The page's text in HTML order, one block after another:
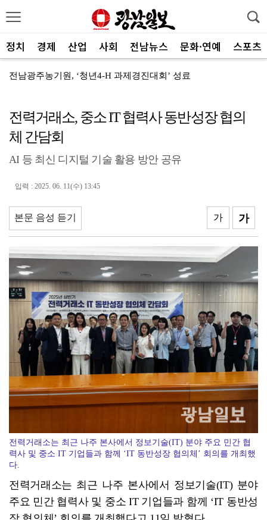
정치 경제 산업 사회 전남뉴스 문화·연예 스포츠
전남광주농기원, ‘청년4-H 과제경진대회’ 성료
광주신보, 전통시장에 폭염 극복 생수 나눔
전남광주통합특별시, 전국 최초 ‘섬 반값 여행’
전남광주통합특별시, 공공기관 유치 총력전 돌입
전남광주특별시, 광주권 시내버스 노선개편 계획대로 추진
"서남권 반도체 클러스터 성공의 핵심은 ‘정주여건’
한 여름에 찾아온 산타…아동센터에 특별한 선물 전달
전남정보문화진흥원, SW교육 전문강사 양성과정 성료
전력거래소, 중소 IT 협력사 동반성장 협의
체 간담회
AI 등 최신 디지털 기술 활용 방안 공유
입력 : 2025. 06. 11(수) 13:45
본문 음성 듣기 가
가
전력거래소는 최근 나주 본사에서 정보기술(IT) 분야 주요 민간 협
력사 및 중소 IT 기업들과 함께 ‘IT 동반성장 협의체’ 회의를 개최했
다.
전력거래소는 최근 나주 본사에서 정보기술(IT) 분야
주요 민간 협력사 및 중소 IT 기업들과 함께 ‘IT 동반성